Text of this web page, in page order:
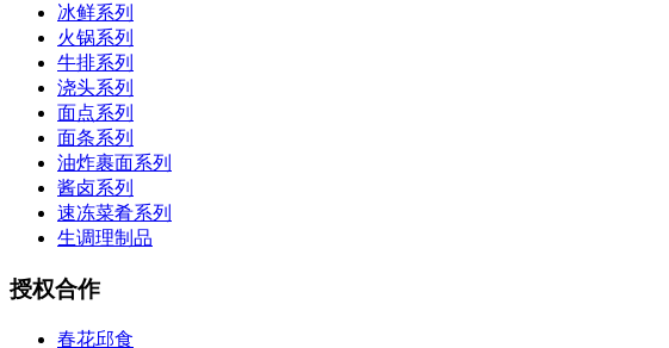
冰鲜系列
火锅系列
牛排系列
浇头系列
面点系列
面条系列
油炸裹面系列
酱卤系列
速冻菜肴系列
生调理制品
授权合作
春花邱食